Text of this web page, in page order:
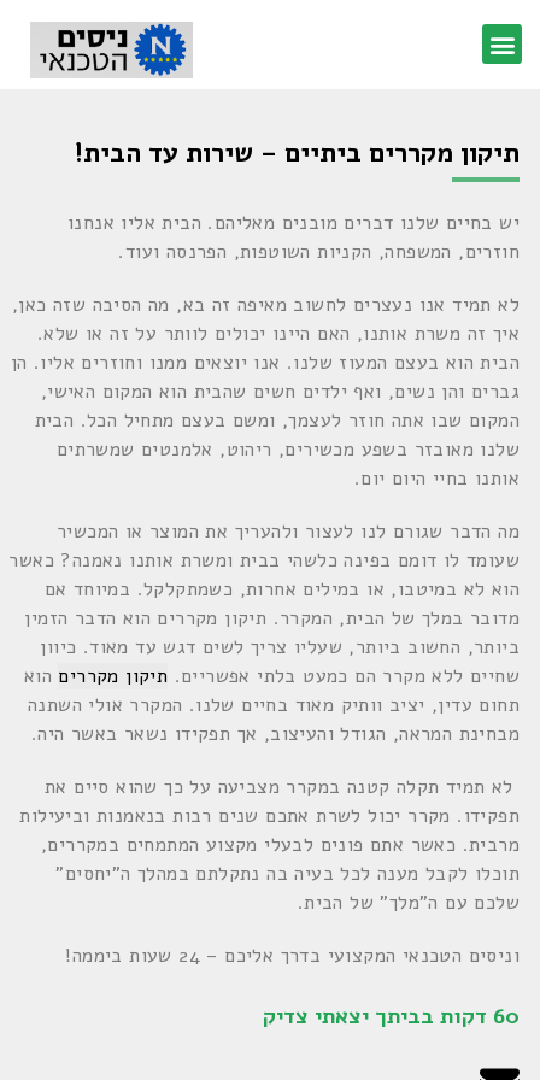
תיקון מקררים ביתיים – שירות עד הבית!
יש בחיים שלנו דברים מובנים מאליהם. הבית אליו אנחנו
חוזרים, המשפחה, הקניות השוטפות, הפרנסה ועוד.
לא תמיד אנו נעצרים לחשוב מאיפה זה בא, מה הסיבה שזה כאן,
איך זה משרת אותנו, האם היינו יכולים לוותר על זה או שלא.
הבית הוא בעצם המעוז שלנו. אנו יוצאים ממנו וחוזרים אליו. הן
גברים והן נשים, ואף ילדים חשים שהבית הוא המקום האישי,
המקום שבו אתה חוזר לעצמך, ומשם בעצם מתחיל הכל. הבית
שלנו מאובזר בשפע מכשירים, ריהוט, אלמנטים שמשרתים
אותנו בחיי היום יום.
מה הדבר שגורם לנו לעצור ולהעריך את המוצר או המכשיר
שעומד לו דומם בפינה כלשהי בבית ומשרת אותנו נאמנה? כאשר
הוא לא במיטבו, או במילים אחרות, כשמתקלקל. במיוחד אם
מדובר במלך של הבית, המקרר. תיקון מקררים הוא הדבר הזמין
ביותר, החשוב ביותר, שעליו צריך לשים דגש עד מאוד. כיוון
שחיים ללא מקרר הם כמעט בלתי אפשריים. תיקון מקררים הוא
תחום עדין, יציב וותיק מאוד בחיים שלנו. המקרר אולי השתנה
מבחינת המראה, הגודל והעיצוב, אך תפקידו נשאר באשר היה.
לא תמיד תקלה קטנה במקרר מצביעה על כך שהוא סיים את
תפקידו. מקרר יכול לשרת אתכם שנים רבות בנאמנות וביעילות
מרבית. כאשר אתם פונים לבעלי מקצוע המתמחים במקררים,
תוכלו לקבל מענה לכל בעיה בה נתקלתם במהלך ה"יחסים"
שלכם עם ה"מלך" של הבית.
וניסים הטכנאי המקצועי בדרך אליכם – 24 שעות ביממה!
60 דקות בביתך יצאתי צדיק